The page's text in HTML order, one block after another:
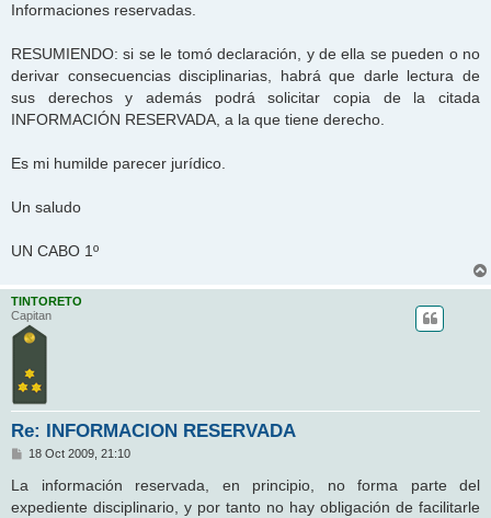
Informaciones reservadas.
RESUMIENDO: si se le tomó declaración, y de ella se pueden o no
derivar consecuencias disciplinarias, habrá que darle lectura de
sus derechos y además podrá solicitar copia de la citada
INFORMACIÓN RESERVADA, a la que tiene derecho.
Es mi humilde parecer jurídico.
Un saludo
UN CABO 1º
TINTORETO
Capitan
Re: INFORMACION RESERVADA
M
n
s
a
18 Oct 2009, 21:10
La información reservada, en principio, no forma parte del
expediente disciplinario, y por tanto no hay obligación de facilitarle